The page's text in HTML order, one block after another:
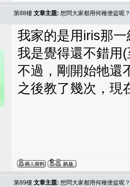
第88樓 文章主題: 想問大家都用何種便盆呢？
我家的是用iris那
我是覺得還不錯用
不過，剛開始牠還
之後教了幾次，現
第89樓 文章主題: 想問大家都用何種便盆呢？